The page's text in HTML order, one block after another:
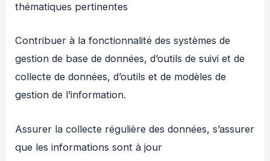
thématiques pertinentes
Contribuer à la fonctionnalité des systèmes de
gestion de base de données, d’outils de suivi et de
collecte de données, d’outils et de modèles de
gestion de l’information.
Assurer la collecte régulière des données, s’assurer
que les informations sont à jour